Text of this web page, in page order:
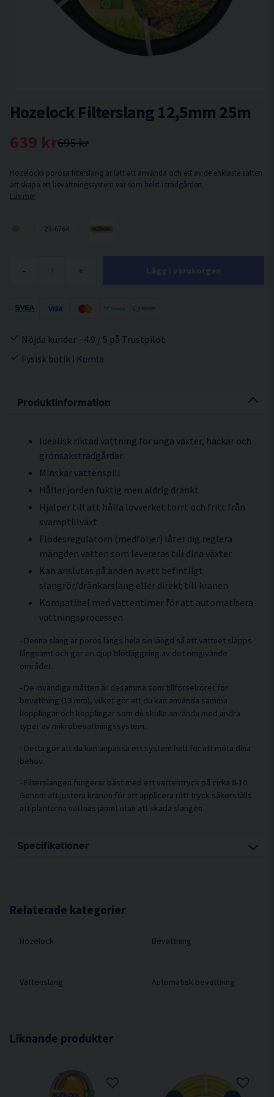
Produktinformation
Idealisk riktad vattning för unga växter, häckar och
grönsaksträdgårdar
Minskar vattenspill
Håller jorden fuktig men aldrig dränkt
Hjälper till att hålla lövverket torrt och fritt från
svamptillväxt
Flödesregulatorn (medföljer) låter dig reglera
mängden vatten som levereras till dina växter
Kan anslutas på änden av ett befintligt
slangrör/dränkarslang eller direkt till kranen
Kompatibel med vattentimer för att automatisera
vattningsprocessen
- Denna slang är porös längs hela sin längd så att vattnet släpps
långsamt och ger en djup blötläggning av det omgivande
området.
- De invändiga måtten är desamma som tillförselröret för
bevattning (13 mm), vilket gör att du kan använda samma
kopplingar och kopplingar som du skulle använda med andra
typer av mikrobevattningssystem.
- Detta gör att du kan anpassa ett system helt för att möta dina
behov.
- Filterslangen fungerar bäst med ett vattentryck på cirka 8-10.
Genom att justera kranen för att applicera rätt tryck säkerställs
att plantorna vattnas jämnt utan att skada slangen.
Specifikationer
Relaterade kategorier
Hozelock Bevattning
Vattenslang Automatisk bevattning
Hozelock Filterslang 12,5mm 25m
695 kr
639 kr
Hozelocks porösa filterslang är lätt att använda och ett av de enklaste sätten
att skapa ett bevattningssystem var som helst i trädgården.
Läs mer
23-6764
- +
Nöjda kunder - 4.9 / 5 på Trustpilot
Fysisk butik i Kumla
Liknande produkter